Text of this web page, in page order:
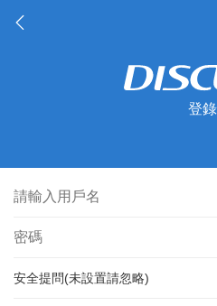
登錄
安全提問(未設置請忽略)